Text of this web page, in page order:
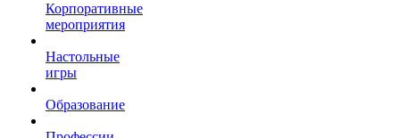
Корпоративные
мероприятия
Настольные
игры
Образование